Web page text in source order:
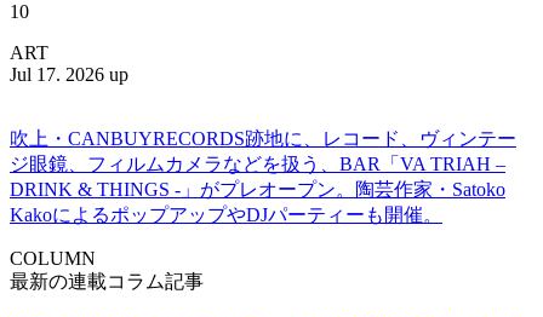
10
ART
Jul 17. 2026 up
吹上・CANBUYRECORDS跡地に、レコード、ヴィンテー
ジ眼鏡、フィルムカメラなどを扱う、BAR「VA TRIAH –
DRINK & THINGS -」がプレオープン。陶芸作家・Satoko
KakoによるポップアップやDJパーティーも開催。
COLUMN
最新の連載コラム記事